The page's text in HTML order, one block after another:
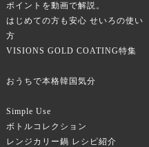
ポイントを動画で解説。
はじめての方も安心 せいろの使い
方
VISIONS GOLD COATING特集
おうちで本格韓国気分
Simple Use
ボトルコレクション
レンジカリー鍋 レシピ紹介